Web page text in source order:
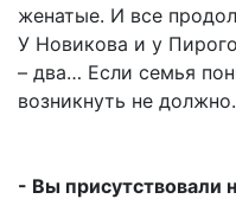
женатые. И все
У Новикова и у
– два… Если семья
возникнуть не должно.
- Вы присутствовали